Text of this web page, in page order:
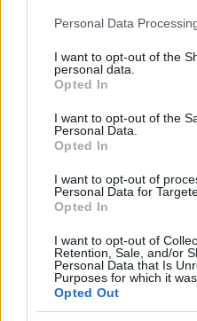
Please note that this
not limited to your visit or
grant or deny consent to
use your data for below
consent section.
Personal Data
I want to opt-out of the
personal data.
Opted In
I want to opt-out of the
Personal Data.
Opted In
I want to opt-out of
Personal Data for
Opted In
I want to opt-out of
Retention, Sale, and/or
Personal Data that Is
Purposes for which it
Opted Out
Μάθε τώρα